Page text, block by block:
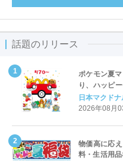
話題のリリース
ポケモン夏
り、ハッピ
定登場
日本マクド
2026年08月
物価高に応
料・生活用